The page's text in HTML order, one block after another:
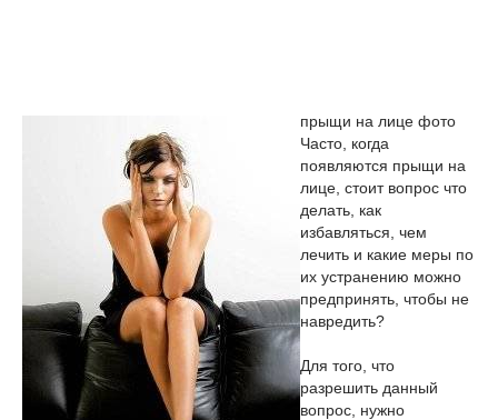
прыщи на лице фото
Часто, когда
появляются прыщи на
лице, стоит вопрос что
делать, как
избавляться, чем
лечить и какие меры по
их устранению можно
предпринять, чтобы не
навредить?
Для того, что
разрешить данный
вопрос, нужно